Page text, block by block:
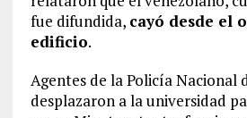
fue difundida, cayó desde el
edificio.
Agentes de la Policía Nacional
desplazaron a la universidad